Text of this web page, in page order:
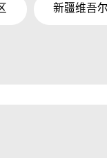
新疆维吾